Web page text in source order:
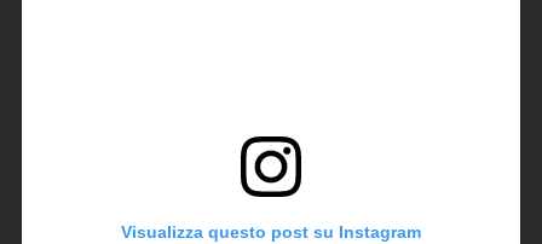
Visualizza questo post su Instagram